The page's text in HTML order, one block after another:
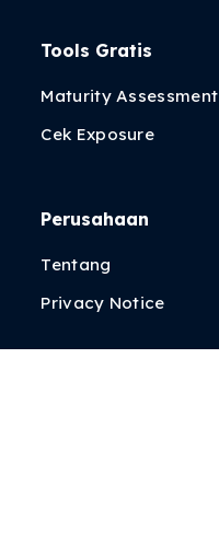
Tools Gratis
Maturity Assessment
Cek Exposure
Perusahaan
Tentang
Privacy Notice